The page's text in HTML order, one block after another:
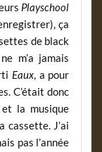
Playschool
ça
de black
m’a jamais
Eaux, a pour
C’était donc
la musique
cassette. J’ai
pas l’année